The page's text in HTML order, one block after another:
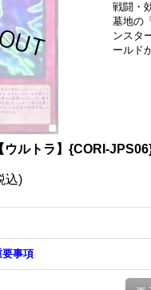
戦闘・
墓地の
ンスタ
ールド
ウルトラ】{CORI-
込)
要事項